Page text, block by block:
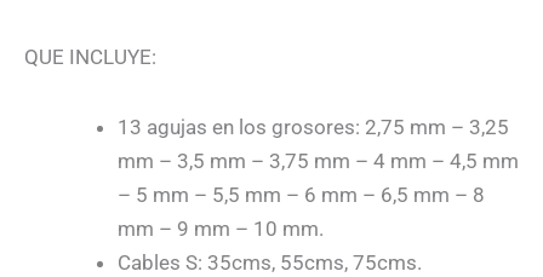
QUE INCLUYE:
13 agujas en los grosores: 2,75 mm – 3,25
mm – 3,5 mm – 3,75 mm – 4 mm – 4,5 mm
– 5 mm – 5,5 mm – 6 mm – 6,5 mm – 8
mm – 9 mm – 10 mm.
Cables S: 35cms, 55cms, 75cms.